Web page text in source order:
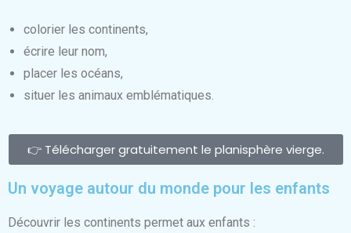
colorier les continents,
écrire leur nom,
placer les océans,
situer les animaux emblématiques.
👉 Télécharger gratuitement le planisphère vierge.
Un voyage autour du monde pour les enfants
Découvrir les continents permet aux enfants :